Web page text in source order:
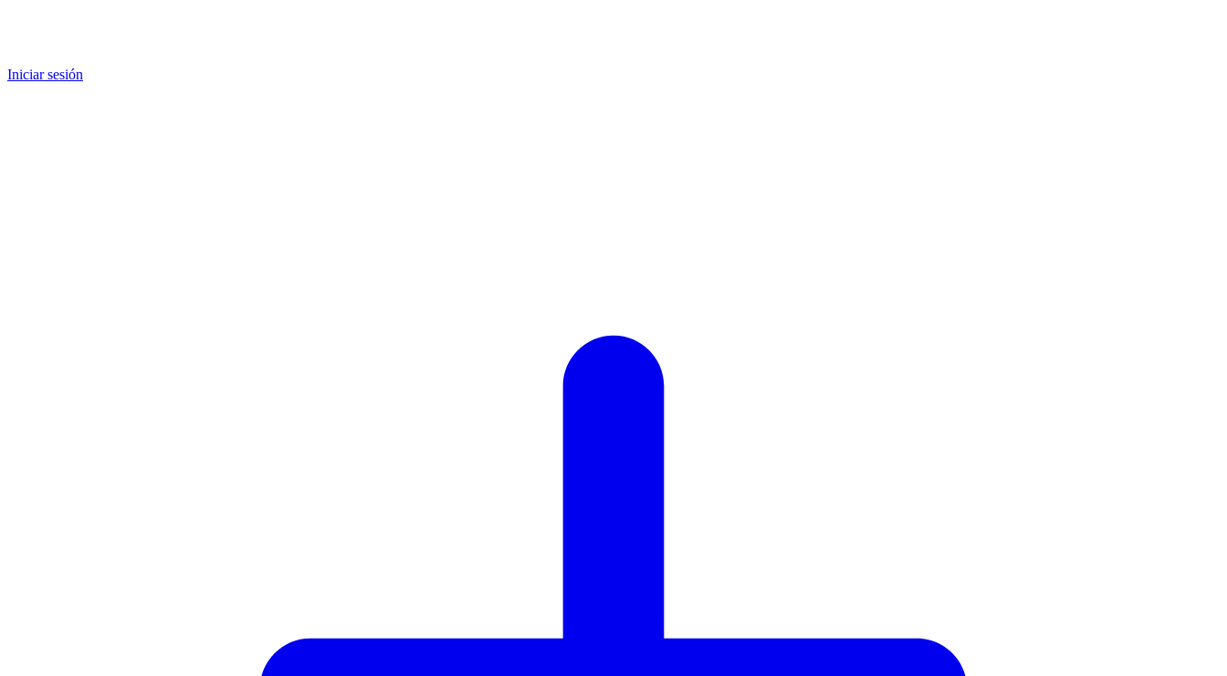
Iniciar sesión